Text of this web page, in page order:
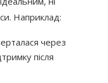
Наприклад:
через
після